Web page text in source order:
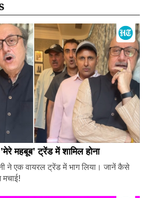
महबूब' ट्रेंड में शामिल होना
ने एक वायरल ट्रेंड में भाग लिया। जानें कैसे